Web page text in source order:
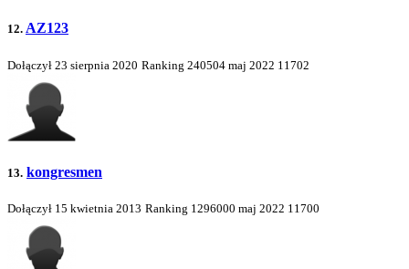
12. AZ123
Dołączył 23 sierpnia 2020 Ranking 240504 maj 2022 11702
13. kongresmen
Dołączył 15 kwietnia 2013 Ranking 1296000 maj 2022 11700